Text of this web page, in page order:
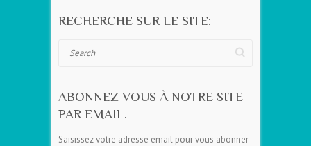
RECHERCHE SUR LE SITE:
ABONNEZ-VOUS À NOTRE SITE
PAR EMAIL.
Saisissez votre adresse email pour vous abonner